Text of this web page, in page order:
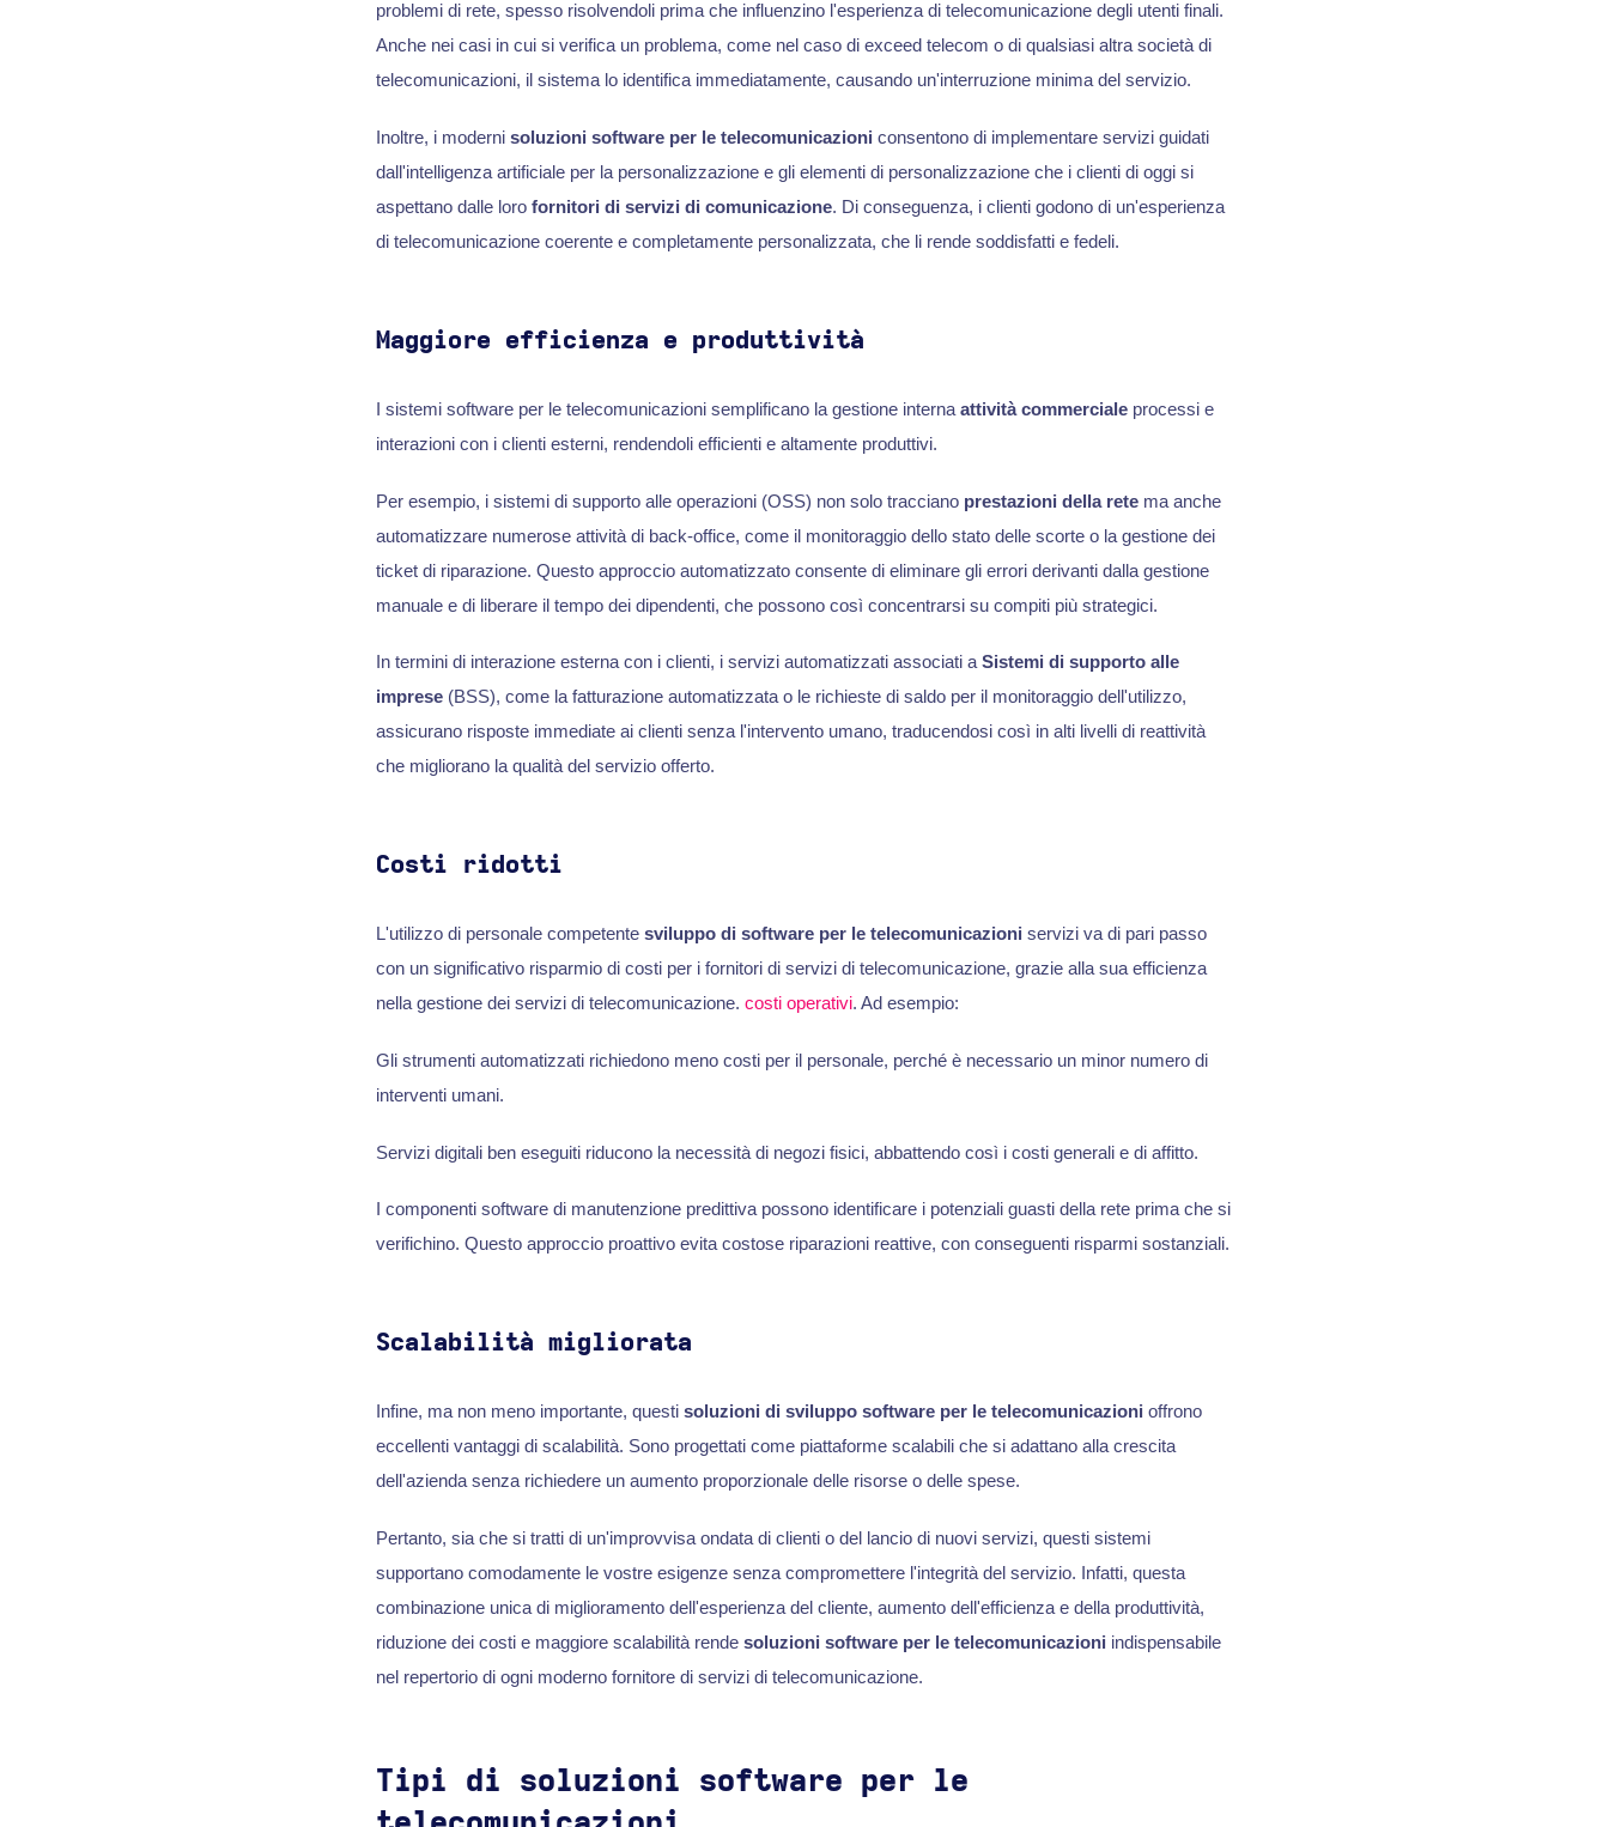
problemi di rete, spesso risolvendoli prima che influenzino l'esperienza di telecomunicazione degli utenti finali.
Anche nei casi in cui si verifica un problema, come nel caso di exceed telecom o di qualsiasi altra società di
telecomunicazioni, il sistema lo identifica immediatamente, causando un'interruzione minima del servizio.
Inoltre, i moderni soluzioni software per le telecomunicazioni consentono di implementare servizi guidati
dall'intelligenza artificiale per la personalizzazione e gli elementi di personalizzazione che i clienti di oggi si
aspettano dalle loro fornitori di servizi di comunicazione. Di conseguenza, i clienti godono di un'esperienza
di telecomunicazione coerente e completamente personalizzata, che li rende soddisfatti e fedeli.
Maggiore efficienza e produttività
I sistemi software per le telecomunicazioni semplificano la gestione interna attività commercialeprocessi e
interazioni con i clienti esterni, rendendoli efficienti e altamente produttivi.
Per esempio, i sistemi di supporto alle operazioni (OSS) non solo tracciano prestazioni della retema anche
automatizzare numerose attività di back-office, come il monitoraggio dello stato delle scorte o la gestione dei
ticket di riparazione. Questo approccio automatizzato consente di eliminare gli errori derivanti dalla gestione
manuale e di liberare il tempo dei dipendenti, che possono così concentrarsi su compiti più strategici.
In termini di interazione esterna con i clienti, i servizi automatizzati associati aSistemi di supporto alle
imprese(BSS), come la fatturazione automatizzata o le richieste di saldo per il monitoraggio dell'utilizzo,
assicurano risposte immediate ai clienti senza l'intervento umano, traducendosi così in alti livelli di reattività
che migliorano la qualità del servizio offerto.
Costi ridotti
L'utilizzo di personale competente sviluppo di software per le telecomunicazioni servizi va di pari passo
con un significativo risparmio di costi per i fornitori di servizi di telecomunicazione, grazie alla sua efficienza
nella gestione dei servizi di telecomunicazione. costi operativi. Ad esempio:
Gli strumenti automatizzati richiedono meno costi per il personale, perché è necessario un minor numero di
interventi umani.
Servizi digitali ben eseguiti riducono la necessità di negozi fisici, abbattendo così i costi generali e di affitto.
I componenti software di manutenzione predittiva possono identificare i potenziali guasti della rete prima che si
verifichino. Questo approccio proattivo evita costose riparazioni reattive, con conseguenti risparmi sostanziali.
Scalabilità migliorata
Infine, ma non meno importante, questi soluzioni di sviluppo software per le telecomunicazioni offrono
eccellenti vantaggi di scalabilità. Sono progettati come piattaforme scalabili che si adattano alla crescita
dell'azienda senza richiedere un aumento proporzionale delle risorse o delle spese.
Pertanto, sia che si tratti di un'improvvisa ondata di clienti o del lancio di nuovi servizi, questi sistemi
supportano comodamente le vostre esigenze senza compromettere l'integrità del servizio. Infatti, questa
combinazione unica di miglioramento dell'esperienza del cliente, aumento dell'efficienza e della produttività,
riduzione dei costi e maggiore scalabilità rende soluzioni software per le telecomunicazioni indispensabile
nel repertorio di ogni moderno fornitore di servizi di telecomunicazione.
Tipi di soluzioni software per le